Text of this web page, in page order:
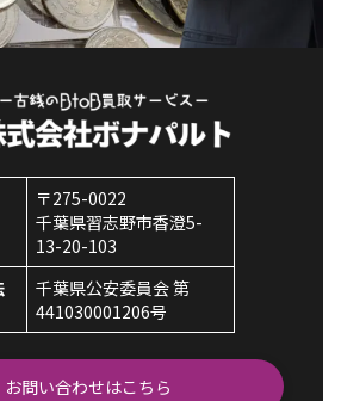
〒275-0022
千葉県習志野市香澄5-
13-20-103
千葉県公安委員会 第
441030001206号
お問い合わせはこちら